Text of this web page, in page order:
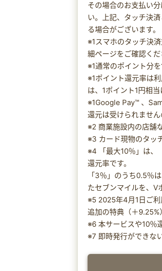
その場合のお支払い
い。上記、タッチ決
る場合がございます。
※1スマホのタッチ決
細ページをご確認くだ
※1通常のポイント分を
※1ポイント還元率は
は、1ポイント1円相
※1Google Pay™ 、
還元は受けられません
※2 商業施設内の店舗
※3 カード現物のタッ
※4 「最大10％」は、
還元率です。
「3％」のうち0.5％
たセブンマイルを、V
※5 2025年4月1日ご利
追加の特典（＋9.25%
※6 本サービスや10％
※7 即時発行ができな